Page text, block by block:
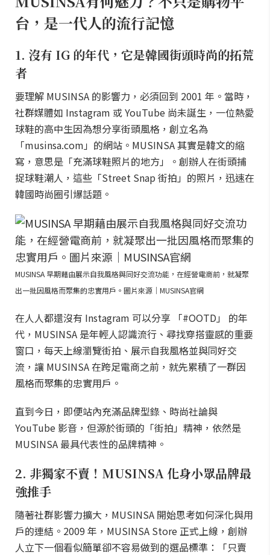
台，是一代人的流行記憶
1. 沒有 IG 的年代，它是韓國街頭時尚的拓荒
者
要理解 MUSINSA 的影響力，必須回到 2001 年。當時，
社群媒體如 Instagram 或 YouTube 尚未誕生，一位熱愛
球鞋的高中生因為想分享街頭風格，創立名為
「musinsa.com」的網站。MUSINSA 其實是韓文的縮
寫，意思是「充滿球鞋照片的地方」。創辦人在街頭捕
捉球鞋潮人，這些「Street Snap 街拍」的照片，迅速在
韓國時尚圈引爆話題。
MUSINSA 早期藉由展示自我風格與同好交流功能，在經營電商前，就凝聚
出一批因風格而聚集的忠實用戶。圖片來源｜MUSINSA官網
在人人都還沒有 Instagram 可以分享 「#OOTD」 的年
代，MUSINSA 是年輕人認識流行、尋找穿搭靈感的重要
窗口，每天上線瀏覽街拍、展示自我風格並與同好交
流，讓 MUSINSA 在跨足電商之前，就先累積了一群因
風格而聚集的忠實用戶。
直到今日，即便站內充滿品牌型錄、時尚社論與
YouTube 影音，但源於街頭的「街拍」精神，依然是
MUSINSA 最具代表性的品牌精神。
2. 非獨家不賣！MUSINSA 化身小眾品牌最
強推手
隨著社群影響力擴大，MUSINSA 開始思考如何深化與用
戶的連結。2009 年，MUSINSA Store 正式上線，創辦
人立下一個看似簡單卻不容易做到的選品標準：「只賣